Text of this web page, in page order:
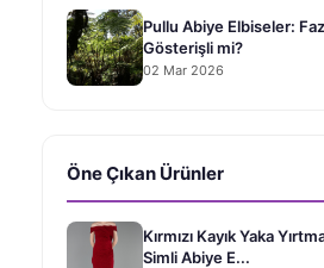
Pullu Abiye Elbiseler:
Gösterişli mi?
02 Mar 2026
Öne Çıkan Ürünler
Kırmızı Kayık Yaka
Simli Abiye E...